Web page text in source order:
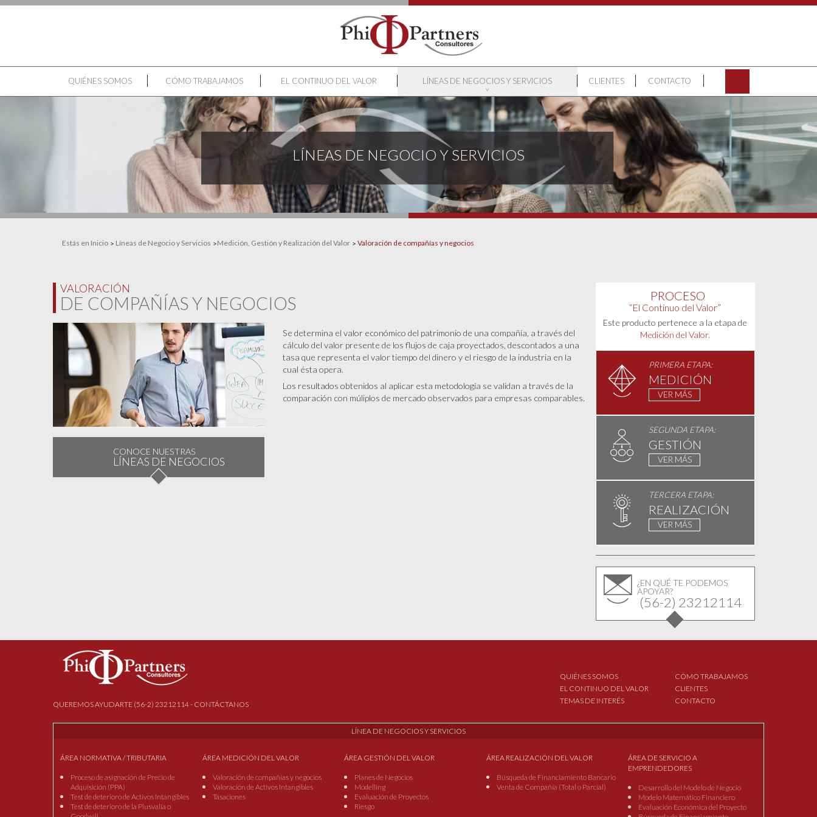
QUIÉNES SOMOS CÓMO TRABAJAMOS EL CONTINUO DEL VALOR LÍNEAS DE NEGOCIOS Y SERVICIOS CLIENTES CONTACTO
LÍNEAS DE NEGOCIO Y SERVICIOS
Estás en Inicio Líneas de Negocio y Servicios Medición, Gestión y Realización del Valor Valoración de compañías y negocios
VALORACIÓN
DE COMPAÑÍAS Y NEGOCIOS
CONOCE NUESTRAS
LÍNEAS DE NEGOCIOS
Se determina el valor económico del patrimonio de una compañía, a través del
cálculo del valor presente de los flujos de caja proyectados, descontados a una
tasa que representa el valor tiempo del dinero y el riesgo de la industria en la
cual ésta opera.
Los resultados obtenidos al aplicar esta metodología se validan a través de la
comparación con múliplos de mercado observados para empresas comparables.
PROCESO
“El Continuo del Valor”
Este producto pertenece a la etapa de
Medición del Valor.
PRIMERA ETAPA:
MEDICIÓN
VER MÁS
SEGUNDA ETAPA:
GESTIÓN
VER MÁS
TERCERA ETAPA:
REALIZACIÓN
VER MÁS
¿EN QUÉ TE PODEMOS
APOYAR?
(56-2) 23212114
QUEREMOS AYUDARTE (56-2) 23212114 - CONTÁCTANOS
QUIÉNES SOMOS
CÓMO TRABAJAMOS
EL CONTINUO DEL VALOR
CLIENTES
TEMAS DE INTERÉS
CONTACTO
LÍNEA DE NEGOCIOS Y SERVICIOS
ÁREA NORMATIVA / TRIBUTARIA
Proceso de asignación de Precio de
Adquisición (PPA)
Test de deterioro de Activos Intangibles
Test de deterioro de la Plusvalía o
ÁREA MEDICIÓN DEL VALOR
Valoración de compañías y negocios
Valoración de Activos Intangibles
Tasaciones
ÁREA GESTIÓN DEL VALOR
Planes de Negocios
Modelling
Evaluación de Proyectos
Riesgo
ÁREA REALIZACIÓN DEL VALOR
Búsqueda de Financiamiento Bancario
Venta de Compañía (Total o Parcial)
ÁREA DE SERVICIO A
EMPRENDEDORES
Desarrollo del Modelo de Negocio
Modelo Matemático Financiero
Evaluación Económica del Proyecto